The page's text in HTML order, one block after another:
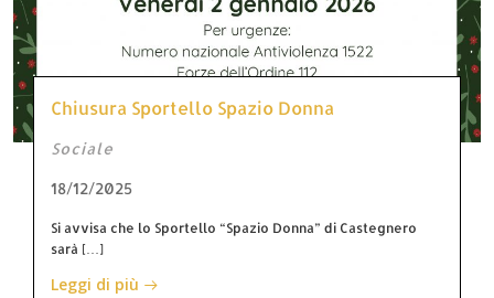
Chiusura Sportello Spazio Donna
Sociale
18/12/2025
Si avvisa che lo Sportello “Spazio Donna” di Castegnero
sarà […]
Leggi di più